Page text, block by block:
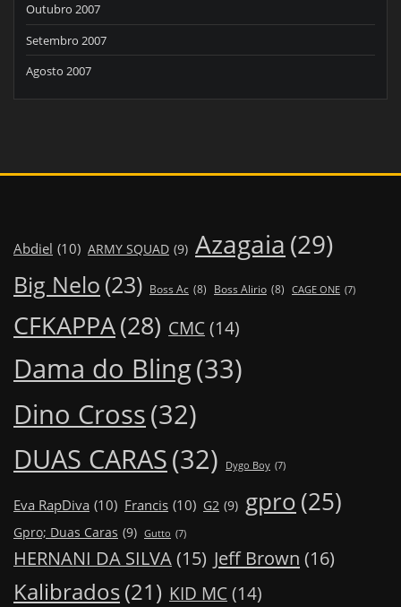
Outubro 2007
Setembro 2007
Agosto 2007
Abdiel (10) ARMY SQUAD (9) Azagaia (29)
Big Nelo (23) Boss Ac (8) Boss Alirio (8) CAGE ONE (7)
CFKAPPA(28) CMC (14)
Dama do Bling(33)
Dino Cross(32)
DUAS CARAS(32) Dygo Boy (7)
Eva RapDiva (10) Francis (10) G2 (9) gpro(25)
Gpro; Duas Caras (9) Gutto (7)
HERNANI DA SILVA(15) Jeff Brown (16)
Kalibrados(21) KID MC (14)